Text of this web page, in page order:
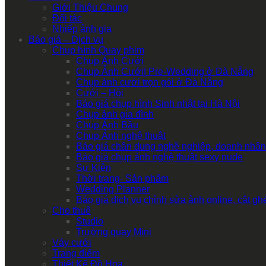
Giới Thiệu Chung
Đối tác
Nhiếp ảnh gia
Báo giá – Dịch vụ
Chụp hình Quay phim
Chụp Ảnh Cưới
Chụp Ảnh Cưới| Pre-Wedding ở Đà Nẵng
Chụp ảnh cưới trọn gói ở Đà Nẵng
Cưới – Hỏi
Báo giá chụp hình Sinh nhật tại Hà Nội
Chụp ảnh gia đình
Chụp Ảnh Bầu
Chụp Ảnh nghệ thuật
Báo giá chân dung nghề nghiệp, doanh nhân
Báo giá chụp ảnh nghệ thuật sexy nude
Sự Kiện
Thời trang- Sản phẩm
Wedding Planner
Báo giá dịch vụ chỉnh sửa ảnh online, cắt
Cho thuê
Studio
Trường quay Mini
Váy cưới
Trang điểm
Thiết Kế Đồ Họa